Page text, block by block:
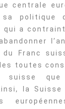
centrale
sa politique
qui a
Franc
toutes
suisse
la Suisse